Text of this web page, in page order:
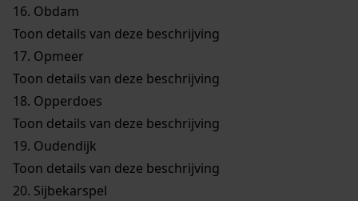
16. Obdam
Toon details van deze beschrijving
17. Opmeer
Toon details van deze beschrijving
18. Opperdoes
Toon details van deze beschrijving
19. Oudendijk
Toon details van deze beschrijving
20. Sijbekarspel